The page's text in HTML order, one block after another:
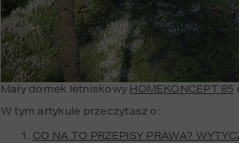
Mały domek letniskowy HOMEKONCEPT 85
W tym artykule przeczytasz o:
CO NA TO PRZEPISY PRAWA?